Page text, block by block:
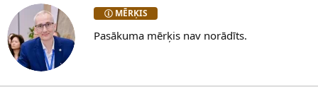
MĒRĶIS
Pasākuma mērķis nav norādīts.